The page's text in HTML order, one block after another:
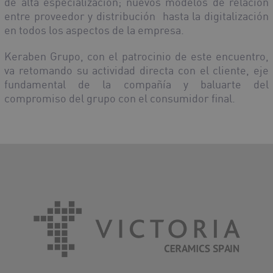
entre proveedor y distribución hasta la digitalización
en todos los aspectos de la empresa.
Keraben Grupo, con el patrocinio de este encuentro,
va retomando su actividad directa con el cliente, eje
fundamental de la compañía y baluarte del
compromiso del grupo con el consumidor final.